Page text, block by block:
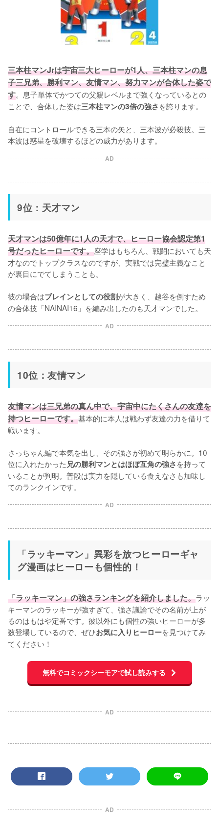
三本柱マンJrは宇宙三大ヒーローが1人、三本柱マンの息
子三兄弟、勝利マン、友情マン、努力マンが合体した姿で
す。息子単体でかつての父親レベルまで強くなっているとの
ことで、合体した姿は三本柱マンの3倍の強さを誇ります。
自在にコントロールできる三本の矢と、三本波が必殺技。三
本波は惑星を破壊するほどの威力があります。
AD
9位：天才マン
天才マンは50億年に1人の天才で、ヒーロー協会認定第1
号だったヒーローです。座学はもちろん、戦闘においても天
才なのでトップクラスなのですが、実戦では完璧主義なこと
が裏目にでてしまうことも。
彼の場合はブレインとしての役割が大きく、越谷を倒すため
の合体技「NAINAI16」を編み出したのも天才マンでした。
AD
10位：友情マン
友情マンは三兄弟の真ん中で、宇宙中にたくさんの友達を
持つヒーローです。基本的に本人は戦わず友達の力を借りて
戦います。
さっちゃん編で本気を出し、その強さが初めて明らかに。10
位に入れたかった兄の勝利マンとはほぼ互角の強さを持って
いることが判明。普段は実力を隠している食えなさも加味し
てのランクインです。
AD
「ラッキーマン」異彩を放つヒーローギャ
グ漫画はヒーローも個性的！
「ラッキーマン」の強さランキングを紹介しました。ラッ
キーマンのラッキーが強すぎて、強さ議論でその名前が上が
るのはもはや定番です。彼以外にも個性の強いヒーローが多
数登場しているので、ぜひお気に入りヒーローを見つけてみ
てください！
無料でコミックシーモアで試し読みする
AD
AD